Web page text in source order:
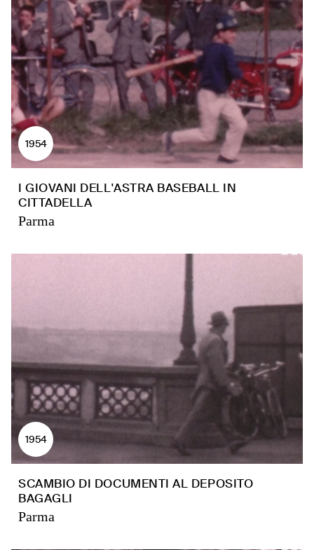
1954
I GIOVANI DELL'ASTRA BASEBALL IN
CITTADELLA
Parma
1954
SCAMBIO DI DOCUMENTI AL DEPOSITO
BAGAGLI
Parma